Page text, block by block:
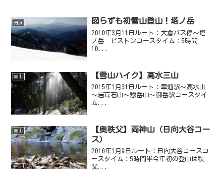
丹沢 図らずも初雪山登山！塔ノ岳
2010年3月11日ルート：大倉バス停～塔
ノ岳 ピストンコースタイム：5時間
10...
登山 【雪山ハイク】高水三山
2015年1月31日ルート：軍畑駅～高水山
～岩茸石山～惣岳山～御岳駅コースタイ
ム...
登山
【奥秩父】両神山（日向大谷コー
ス）
2016年1月9日ルート：日向大谷コースコ
ースタイム：5時間半今年初の登山は秩
父...